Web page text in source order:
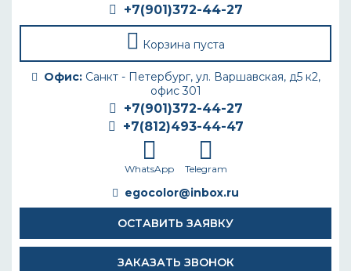
+7(901)372-44-27
Корзина пуста
Офис:Санкт - Петербург, ул. Варшавская, д5 к2,
офис 301
+7(901)372-44-27
+7(812)493-44-47
WhatsApp Telegram
egocolor@inbox.ru
ОСТАВИТЬ ЗАЯВКУ
ЗАКАЗАТЬ ЗВОНОК